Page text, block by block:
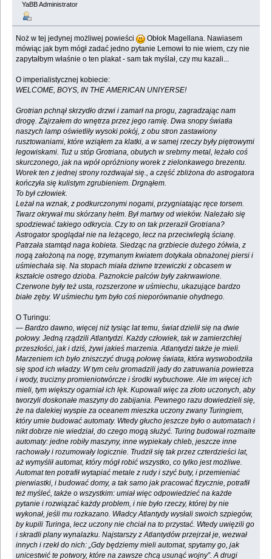
YaBB Administrator
Noż w tej jedynej możliwej powieści
Obłok Magellana. Nawiasem
mówiąc jak bym mógł zadać jedno pytanie Lemowi to nie wiem, czy nie
zapytałbym właśnie o ten plakat - sam tak myślał, czy mu kazali...
O imperialistycznej kobiecie:
WELCOME, BOYS, IN THE AMERICAN UNIYERSE!
Grotrian pchnął skrzydło drzwi i zamarł na progu, zagradzając nam
drogę. Zajrzałem do wnętrza przez jego ramię. Dwa snopy światła
naszych lamp oświetliły wysoki pokój, z obu stron zastawiony
rusztowaniami, które wziąłem za klatki, a w samej rzeczy były piętrowymi
legowiskami. Tuż u stóp Grotriana, obutych w srebrny metal, leżało coś
skurczonego, jak na wpół opróżniony worek z zielonkawego brezentu.
Worek ten z jednej strony rozdwajał się., a część zbliżona do astrogatora
kończyła się kulistym zgrubieniem. Drgnąłem.
To był człowiek.
Leżał na wznak, z podkurczonymi nogami, przygniatając ręce torsem.
Twarz okrywał mu skórzany hełm. Był martwy od wieków. Należało się
spodziewać takiego odkrycia. Czy to on tak przeraził Grotriana?
Astrogator spoglądał nie na leżącego, lecz na przeciwległą ścianę.
Patrzała stamtąd naga kobieta. Siedząc na grzbiecie dużego żółwia, z
nogą założoną na nogę, trzymanym kwiatem dotykała obnażonej piersi i
uśmiechała się. Na stopach miała dziwne trzewiczki z obcasem w
kształcie ostrego dzioba. Paznokcie palców były zakrwawione.
Czerwone były też usta, rozszerzone w uśmiechu, ukazujące bardzo
białe zęby. W uśmiechu tym było coś nieporównanie ohydnego.
O Turingu:
— Bardzo dawno, więcej niż tysiąc lat temu, świat dzielił się na dwie
połowy. Jedną rządzili Atlantydzi. Każdy człowiek, tak w zamierzchłej
przeszłości, jak i dziś, żywi jakieś marzenia. Atlantydzi także je mieli.
Marzeniem ich było zniszczyć drugą połowę świata, która wyswobodziła
się spod ich władzy. W tym celu gromadzili jady do zatruwania powietrza
i wody, trucizny promieniotwórcze i środki wybuchowe. Ale im więcej ich
mieli, tym większy ogarniał ich lęk. Kupowali więc za złoto uczonych, aby
tworzyli doskonałe maszyny do zabijania. Pewnego razu dowiedzieli się,
że na dalekiej wyspie za oceanem mieszka uczony zwany Turingiem,
który umie budować automaty. Wtedy głucho jeszcze było o automatach i
nikt dobrze nie wiedział, do czego mogą służyć. Turing budował rozmaite
automaty: jedne robiły maszyny, inne wypiekały chleb, jeszcze inne
rachowały i rozumowały logicznie. Trudził się tak przez czterdzieści lat,
aż wymyślił automat, który mógł robić wszystko, co tylko jest możliwe.
Automat ten potrafił wytapiać metale z rudy i szyć buty, i przemieniać
pierwiastki, i budować domy, a tak samo jak pracować fizycznie, potrafił
też myśleć, także o wszystkim: umiał więc odpowiedzieć na każde
pytanie i rozwiązać każdy problem, i nie było rzeczy, której by nie
wykonał, jeśli mu rozkazano. Władcy Atlantydy wysłali swoich szpiegów,
by kupili Turinga, lecz uczony nie chciał na to przystać. Wtedy uwięzili go
i skradli plany wynalazku. Najstarszy z Atlantydów przejrzał je, wezwał
innych i rzekł do nich: „Gdy będziemy mieli automat, spytamy go, jak
unicestwić te potwory, które na zawsze chcą usunąć wojny”. A drugi